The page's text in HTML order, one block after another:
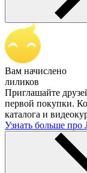
Вам начислено
лиликов
Приглашайте
первой покупки.
каталога и
Узнать больше про